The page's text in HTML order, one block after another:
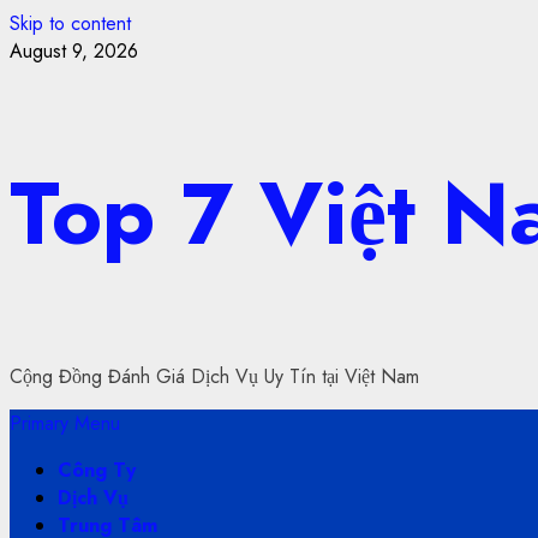
Skip to content
August 9, 2026
Top 7 Việt
Cộng Đồng Đánh Giá Dịch Vụ Uy Tín tại Việt Nam
Primary Menu
Công Ty
Dịch Vụ
Trung Tâm